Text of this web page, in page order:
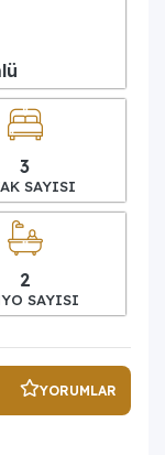
3
SAYISI
2
SAYISI
YORUMLAR